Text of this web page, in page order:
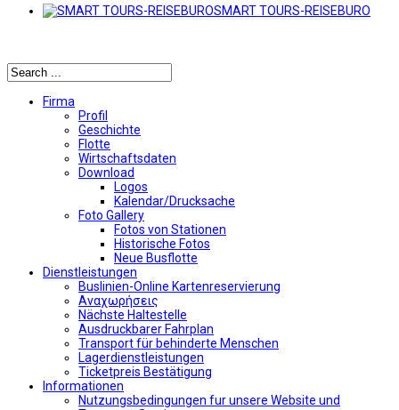
SMART TOURS-REISEBURO
Firma
Profil
Geschichte
Flotte
Wirtschaftsdaten
Download
Logos
Kalendar/Drucksache
Foto Gallery
Fotos von Stationen
Historische Fotos
Neue Busflotte
Dienstleistungen
Buslinien-Online Kartenreservierung
Αναχωρήσεις
Nächste Haltestelle
Αusdruckbarer Fahrplan
Transport für behinderte Menschen
Lagerdienstleistungen
Ticketpreis Bestätigung
Informationen
Nutzungsbedingungen fur unsere Website und